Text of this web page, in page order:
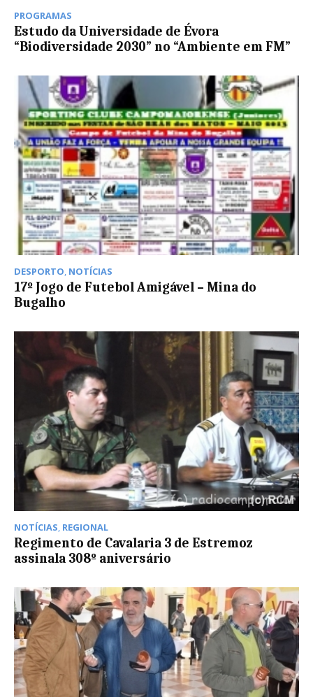
PROGRAMAS
Estudo da Universidade de Évora
“Biodiversidade 2030” no “Ambiente em FM”
DESPORTO NOTÍCIAS
17º Jogo de Futebol Amigável – Mina do
Bugalho
NOTÍCIAS REGIONAL
Regimento de Cavalaria 3 de Estremoz
assinala 308º aniversário